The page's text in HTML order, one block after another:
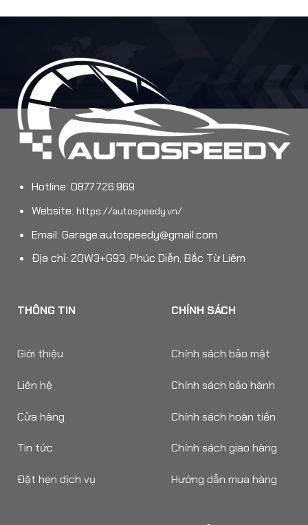
Hotline: 0877.726.969
Website: https://autospeedy.vn/
Email: Garage.autospeedy@gmail.com
Địa chỉ: 2QW3+G93, Phúc Diễn, Bắc Từ Liêm
THÔNG TIN
Giới thiệu
Liên hệ
Cửa hàng
Tin tức
Đặt hẹn dịch vụ
CHÍNH SÁCH
Chính sách bảo mật
Chính sách bảo hành
Chính sách hoàn tiền
Chính sách giao hàng
Hướng dẫn mua hàng